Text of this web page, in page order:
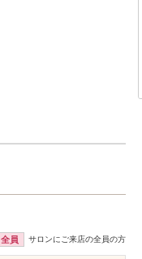
全員 サロンにご来店の全員の方